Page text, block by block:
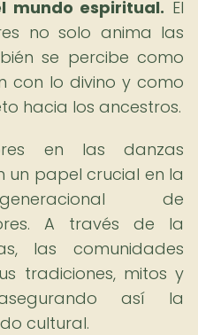
mundo espiritual. El
no solo anima las
se percibe como
con lo divino y como
hacia los ancestros.
en las danzas
papel crucial en la
de
A través de la
las comunidades
tradiciones, mitos y
así la
cultural.